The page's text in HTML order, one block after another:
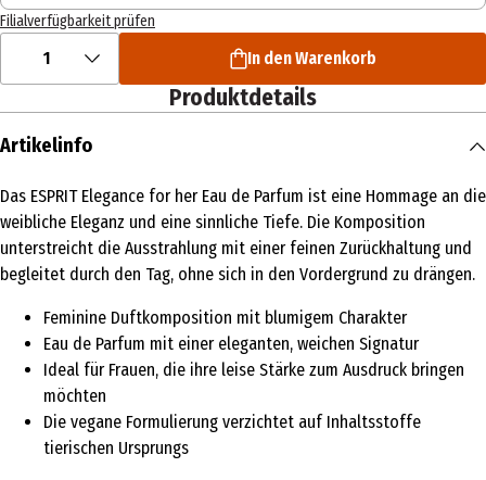
Filialverfügbarkeit prüfen
1 In den Warenkorb
Produktdetails
Artikelinfo
Das ESPRIT Elegance for her Eau de Parfum ist eine Hommage an die
weibliche Eleganz und eine sinnliche Tiefe. Die Komposition
unterstreicht die Ausstrahlung mit einer feinen Zurückhaltung und
begleitet durch den Tag, ohne sich in den Vordergrund zu drängen.
Feminine Duftkomposition mit blumigem Charakter
Eau de Parfum mit einer eleganten, weichen Signatur
Ideal für Frauen, die ihre leise Stärke zum Ausdruck bringen
möchten
Die vegane Formulierung verzichtet auf Inhaltsstoffe
tierischen Ursprungs